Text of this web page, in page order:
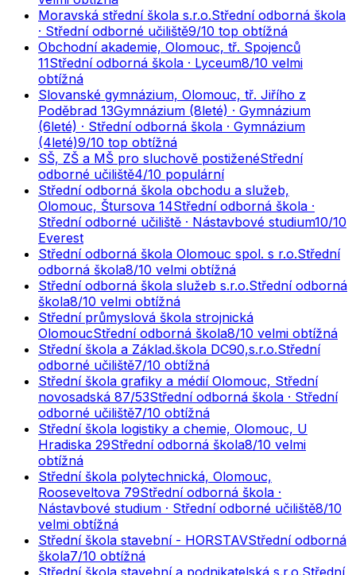
Moravská střední škola s.r.o.Střední odborná škola
· Střední odborné učiliště9/10 top obtížná
Obchodní akademie, Olomouc, tř. Spojenců
11Střední odborná škola · Lyceum8/10 velmi
obtížná
Slovanské gymnázium, Olomouc, tř. Jiřího z
Poděbrad 13Gymnázium (8leté) · Gymnázium
(6leté) · Střední odborná škola · Gymnázium
(4leté)9/10 top obtížná
SŠ, ZŠ a MŠ pro sluchově postiženéStřední
odborné učiliště4/10 populární
Střední odborná škola obchodu a služeb,
Olomouc, Štursova 14Střední odborná škola ·
Střední odborné učiliště · Nástavbové studium10/10
Everest
Střední odborná škola Olomouc spol. s r.o.Střední
odborná škola8/10 velmi obtížná
Střední odborná škola služeb s.r.o.Střední odborná
škola8/10 velmi obtížná
Střední průmyslová škola strojnická
OlomoucStřední odborná škola8/10 velmi obtížná
Střední škola a Základ.škola DC90,s.r.o.Střední
odborné učiliště7/10 obtížná
Střední škola grafiky a médií Olomouc, Střední
novosadská 87/53Střední odborná škola · Střední
odborné učiliště7/10 obtížná
Střední škola logistiky a chemie, Olomouc, U
Hradiska 29Střední odborná škola8/10 velmi
obtížná
Střední škola polytechnická, Olomouc,
Rooseveltova 79Střední odborná škola ·
Nástavbové studium · Střední odborné učiliště8/10
velmi obtížná
Střední škola stavební - HORSTAVStřední odborná
škola7/10 obtížná